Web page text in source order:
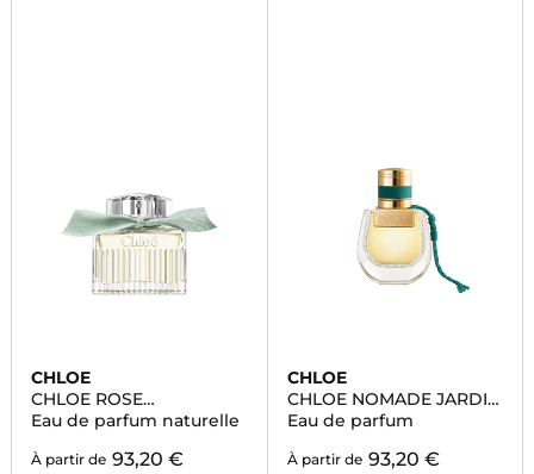
CHLOE
CHLOE ROSE
NATURELLE
Eau de parfum naturelle
À partir de 93,20 €
CHLOE
CHLOE NOMADE JARDIN
D'EGYPTE
Eau de parfum
À partir de 93,20 €